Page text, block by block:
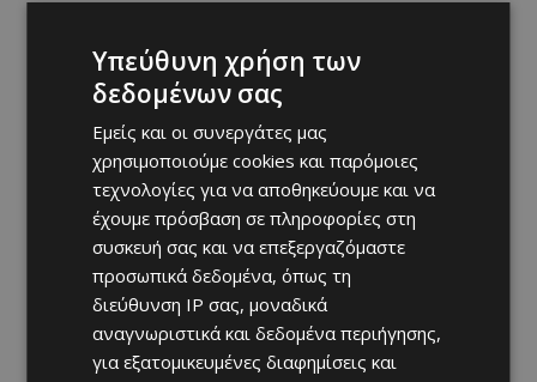
Υπεύθυνη χρήση των
δεδομένων σας
Εμείς και οι συνεργάτες μας
χρησιμοποιούμε cookies και παρόμοιες
τεχνολογίες για να αποθηκεύουμε και να
έχουμε πρόσβαση σε πληροφορίες στη
συσκευή σας και να επεξεργαζόμαστε
προσωπικά δεδομένα, όπως τη
διεύθυνση IP σας, μοναδικά
αναγνωριστικά και δεδομένα περιήγησης,
για εξατομικευμένες διαφημίσεις και